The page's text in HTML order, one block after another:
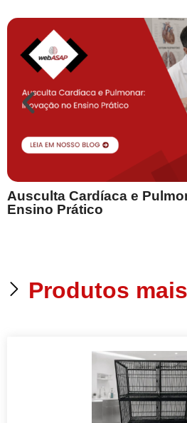
Ausculta Cardíaca e
Ensino Prático
Produtos